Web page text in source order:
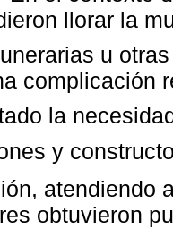
llorar la
u
complicación
la
y
atendiendo
obtuvieron